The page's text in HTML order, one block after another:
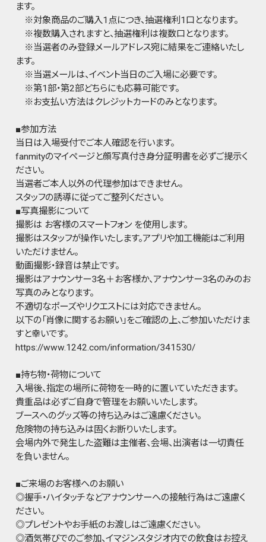
ます。
※対象商品のご購入1点につき、抽選権利1口となります。
※複数購入されますと、抽選権利は複数口となります。
※当選者のみ登録メールアドレス宛に結果をご連絡いたし
ます。
※当選メールは、イベント当日のご入場に必要です。
※第1部・第2部どちらにも応募可能です。
※お支払い方法はクレジットカードのみとなります。
■参加方法
当日は入場受付でご本人確認を行います。
fanmityのマイページと顔写真付き身分証明書を必ずご提示く
ださい。
当選者ご本人以外の代理参加はできません。
スタッフの誘導に従ってご整列ください。
■写真撮影について
撮影は お客様のスマートフォン を使用します。
撮影はスタッフが操作いたします。アプリや加工機能はご利用
いただけません。
動画撮影・録音は禁止です。
撮影はアナウンサー3名＋お客様か、アナウンサー3名のみのお
写真のみとなります。
不適切なポーズやリクエストには対応できません。
以下の「肖像に関するお願い」をご確認の上、ご参加いただけま
すと幸いです。
https://www.1242.com/information/341530/
■持ち物・荷物について
入場後、指定の場所に荷物を一時的に置いていただきます。
貴重品は必ずご自身で管理をお願いいたします。
ブースへのグッズ等の持ち込みはご遠慮ください。
危険物の持ち込みは固くお断りいたします。
会場内外で発生した盗難は主催者、会場、出演者は一切責任
を負いません。
■ご来場のお客様へのお願い
◎握手・ハイタッチなどアナウンサーへの接触行為はご遠慮く
ださい。
◎プレゼントやお手紙のお渡しはご遠慮ください。
◎酒気帯びでのご参加、イマジンスタジオ内での飲食はお控え